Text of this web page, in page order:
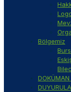
Bölgemiz
DOKÜMAN